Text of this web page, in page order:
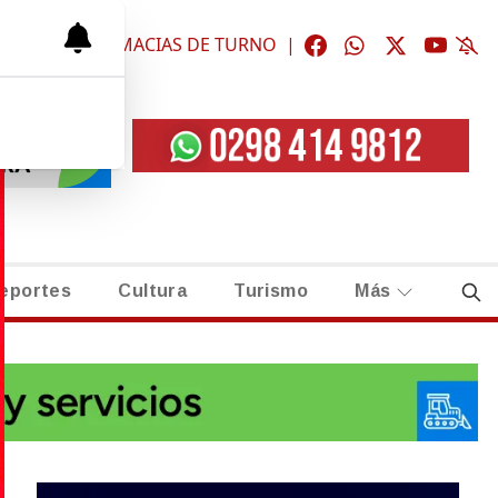
| FARMACIAS DE TURNO |
Cultura Turismo Más